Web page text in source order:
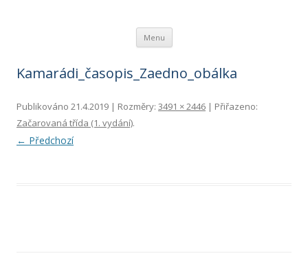
Menu Přejít k obsahu webu
Kamarádi_časopis_Zaedno_obálka
Publikováno 21.4.2019 | Rozměry: 3491 × 2446 | Přiřazeno:
Začarovaná třída (1. vydání).
← Předchozí